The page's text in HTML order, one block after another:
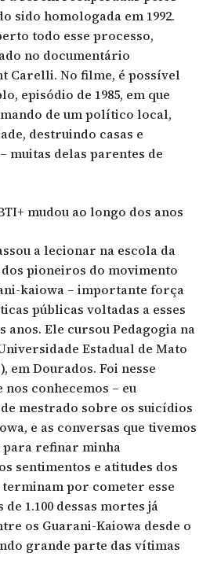
sido homologada em 1992.
todo esse processo,
no documentário
Carelli. No filme, é possível
episódio de 1985, em que
de um político local,
destruindo casas e
muitas delas parentes de
mudou ao longo dos anos
a lecionar na escola da
pioneiros do movimento
kaiowa – importante força
públicas voltadas a esses
anos. Ele cursou Pedagogia na
Estadual de Mato
em Dourados. Foi nesse
nos conhecemos – eu
mestrado sobre os suicídios
e as conversas que tivemos
refinar minha
sentimentos e atitudes dos
por cometer esse
1.100 dessas mortes já
os Guarani-Kaiowa desde o
grande parte das vítimas